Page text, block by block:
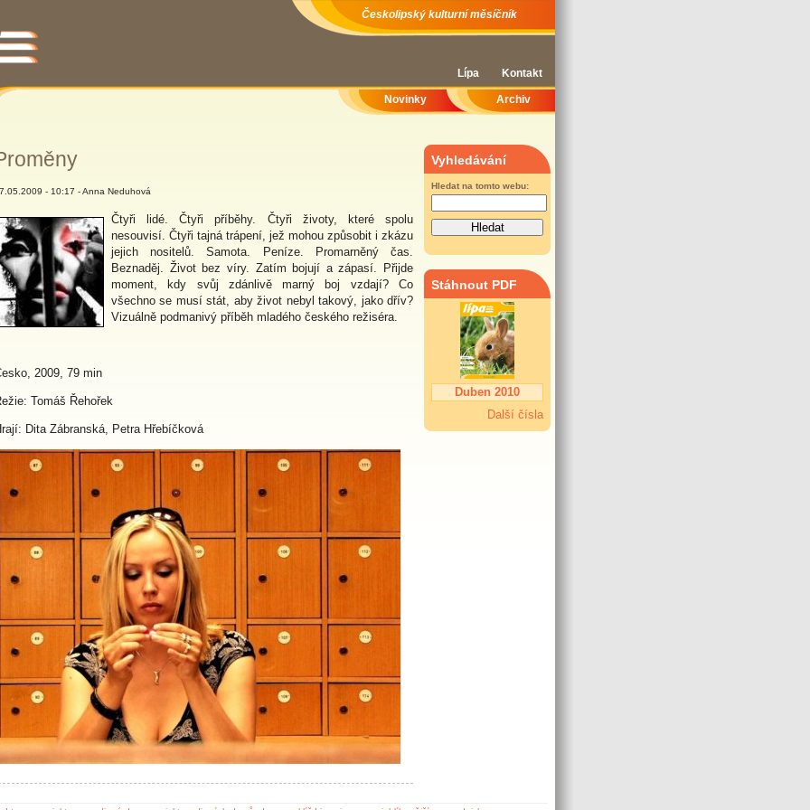
Českolipský kulturní měsíčník
Novinky Archiv
Lípa Kontakt
- 10:17 - Anna Neduhová
Čtyři lidé. Čtyři příběhy. Čtyři životy, které spolu
nesouvisí. Čtyři tajná trápení, jež mohou způsobit i zkázu
jejich nositelů. Samota. Peníze. Promarněný čas.
Beznaděj. Život bez víry. Zatím bojují a zápasí. Přijde
moment, kdy svůj zdánlivě marný boj vzdají? Co
všechno se musí stát, aby život nebyl takový, jako dřív?
Vizuálně podmanivý příběh mladého českého režiséra.
2009, 79 min
Tomáš Řehořek
Dita Zábranská, Petra Hřebíčková
Vyhledávání
Hledat na tomto webu:
Stáhnout PDF
Duben 2010
Další čísla